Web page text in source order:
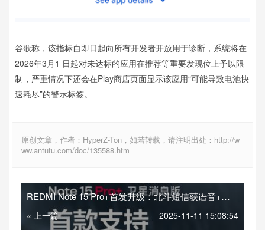
谷歌称，该指标自即日起向所有开发者开放用于诊断，系统将在
2026年3月1 日起对未达标的应用在推荐等重要发现位上予以限
制，严重情况下还会在Play商店页面显示该应用“可能导致电池快
速耗尽”的警示标签。
原创文章，作者：HyperZ-Ton，如若转载，请注明出处：http://w
ww.antutu.com/doc/135588.htm
REDMI Note 15 Pro+首发升级：北斗短信获语音+图
« 上一篇 2025-11-11 15:08:54